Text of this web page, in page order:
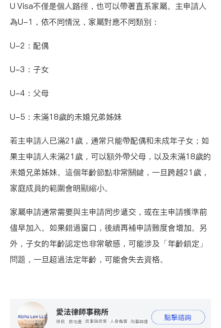
U Visa不僅是個人路徑，也可以帶著直系家屬。主申請人
為U-1，依不同情況，家屬對應不同類別：
U-2：配偶
U-3：子女
U-4：父母
U-5：未滿18歲的未婚兄弟姊妹
若主申請人已滿21歲，通常只能帶配偶和未成年子女；如
果主申請人未滿21歲，可以額外帶父母，以及未滿18歲的
未婚兄弟姊妹。這個年齡節點非常關鍵，一旦跨越21歲，
家庭成員的範圍會明顯縮小。
家屬申請通常需要與主申請同步遞交，或在主申請獲準前
儘早加入。如果錯過窗口，後續再補申請難度會增加。另
外，子女的年齡認定也非常敏感，可能涉及「年齡鎖定」
問題，一旦超過法定年齡，可能會失去資格。